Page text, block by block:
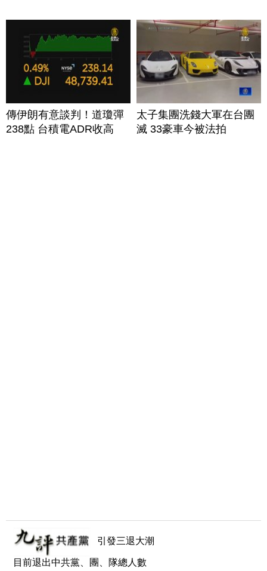
傳伊朗有意談判！道瓊彈
238點 台積電ADR收高
太子集團洗錢大軍在台團
滅 33豪車今被法拍
引發三退大潮
目前退出中共黨、團、隊總人數